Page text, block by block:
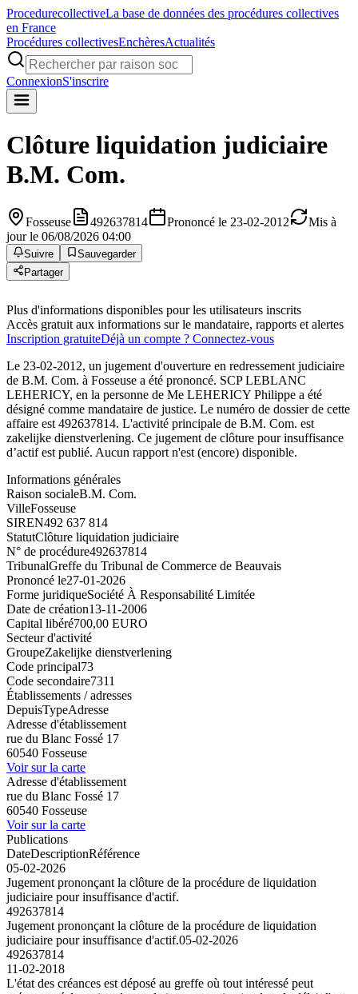
ProcedurecollectiveLa base de données des procédures collectives
en France
Procédures collectivesEnchèresActualités
ConnexionS'inscrire
Clôture liquidation judiciaire
B.M. Com.
Fosseuse 492637814 Prononcé le 23-02-2012
Mis à
jour le 06/08/2026 04:00
Suivre
Sauvegarder
Partager
Plus d'informations disponibles pour les utilisateurs inscrits
Accès gratuit aux informations sur le mandataire, rapports et alertes
Inscription gratuiteDéjà un compte ? Connectez-vous
Le 23-02-2012, un jugement d'ouverture en redressement judiciaire
de B.M. Com. à Fosseuse a été prononcé. SCP LEBLANC
LEHERICY, en la personne de Me LEHERICY Philippe a été
désigné comme mandataire de justice. Le numéro de dossier de cette
affaire est 492637814. L'activité principale de B.M. Com. est
zakelijke dienstverlening. Ce jugement de clôture pour insuffisance
d’actif est publié. Aucun rapport n'est (encore) disponible.
Informations générales
Raison socialeB.M. Com.
VilleFosseuse
SIREN492 637 814
StatutClôture liquidation judiciaire
N° de procédure492637814
TribunalGreffe du Tribunal de Commerce de Beauvais
Prononcé le27-01-2026
Forme juridiqueSociété À Responsabilité Limitée
Date de création13-11-2006
Capital libéré700,00 EURO
Secteur d'activité
GroupeZakelijke dienstverlening
Code principal73
Code secondaire7311
Établissements / adresses
DepuisTypeAdresse
Adresse d'établissement
rue du Blanc Fossé 17
60540 Fosseuse
Voir sur la carte
Adresse d'établissement
rue du Blanc Fossé 17
60540 Fosseuse
Voir sur la carte
Publications
DateDescriptionRéférence
05-02-2026
Jugement prononçant la clôture de la procédure de liquidation
judiciaire pour insuffisance d'actif.
492637814
Jugement prononçant la clôture de la procédure de liquidation
judiciaire pour insuffisance d'actif.05-02-2026
492637814
11-02-2018
L'état des créances est déposé au greffe où tout intéressé peut